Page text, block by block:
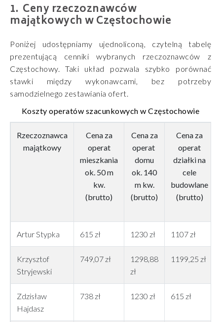
Ceny rzeczoznawców
majątkowych w Częstochowie
Poniżej udostępniamy ujednoliconą, czytelną tabelę
prezentującą cenniki wybranych rzeczoznawców z
Częstochowy. Taki układ pozwala szybko porównać
stawki między wykonawcami, bez potrzeby
samodzielnego zestawiania ofert.
Koszty operatów szacunkowych w Częstochowie
Rzeczoznawca
majątkowy
Cena za
operat
mieszkania
ok. 50 m
kw.
(brutto)
Cena za
operat
domu
ok. 140
m kw.
(brutto)
Cena za
operat
działki na
cele
budowlane
(brutto)
Artur Stypka 615 zł 1230 zł 1107 zł
Krzysztof
Stryjewski
749,07 zł
1298,88
zł
1199,25 zł
Zdzisław
Hajdasz
738 zł 1230 zł 615 zł